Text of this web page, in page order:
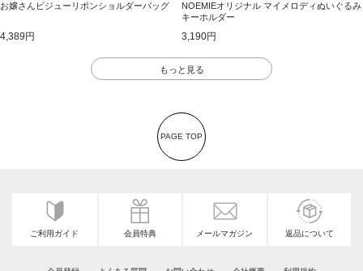
お嬢さんビジューリボンショルダーバッグ
4,389円
NOEMIEオリジナル マイメロディぬいぐるみ
キーホルダー
3,190円
もっと見る
PAGE TOP
ご利用ガイド 会員特典 メールマガジン 返品について